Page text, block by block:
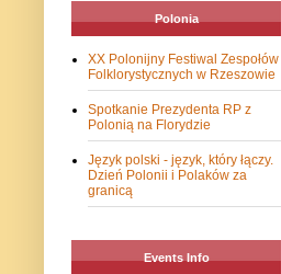
Polonia
XX Polonijny Festiwal Zespołów
Folklorystycznych w Rzeszowie
Spotkanie Prezydenta RP z
Polonią na Florydzie
Język polski - język, który łączy.
Dzień Polonii i Polaków za
granicą
Events Info